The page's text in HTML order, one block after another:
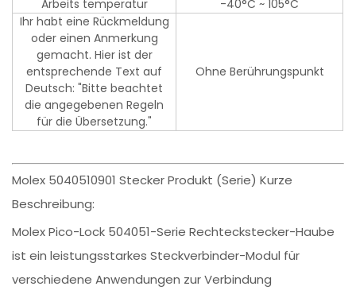
Arbeits temperatur
-40°C ~ 105°C
Ihr habt eine Rückmeldung
oder einen Anmerkung
gemacht. Hier ist der
entsprechende Text auf
Deutsch: "Bitte beachtet
die angegebenen Regeln
für die Übersetzung."
Ohne Berührungspunkt
Molex 5040510901 Stecker Produkt (Serie) Kurze
Beschreibung:
Molex Pico-Lock 504051-Serie Rechteckstecker-Haube
ist ein leistungsstarkes Steckverbinder-Modul für
verschiedene Anwendungen zur Verbindung